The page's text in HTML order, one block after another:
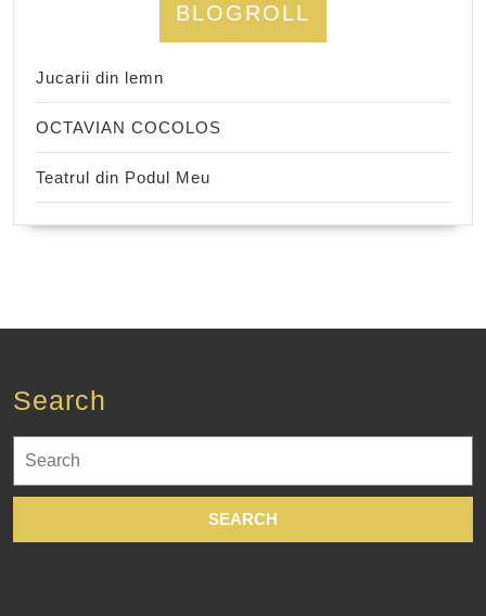
BLOGROLL
Jucarii din lemn
OCTAVIAN COCOLOS
Teatrul din Podul Meu
Search
for: